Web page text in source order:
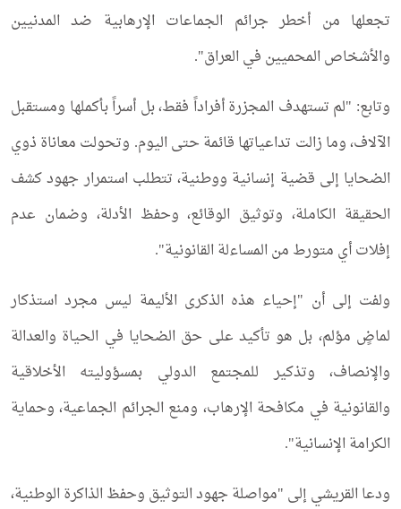
تجعلها من أخطر جرائم الجماعات الإرهابية ضد المدنيين
والأشخاص المحميين في العراق".
وتابع: "لم تستهدف المجزرة أفراداً فقط، بل أسراً بأكملها ومستقبل
الآلاف، وما زالت تداعياتها قائمة حتى اليوم. وتحولت معاناة ذوي
الضحايا إلى قضية إنسانية ووطنية، تتطلب استمرار جهود كشف
الحقيقة الكاملة، وتوثيق الوقائع، وحفظ الأدلة، وضمان عدم
إفلات أي متورط من المساءلة القانونية".
ولفت إلى أن "إحياء هذه الذكرى الأليمة ليس مجرد استذكار
لماضٍ مؤلم، بل هو تأكيد على حق الضحايا في الحياة والعدالة
والإنصاف، وتذكير للمجتمع الدولي بمسؤوليته الأخلاقية
والقانونية في مكافحة الإرهاب، ومنع الجرائم الجماعية، وحماية
الكرامة الإنسانية".
ودعا القريشي إلى "مواصلة جهود التوثيق وحفظ الذاكرة الوطنية،